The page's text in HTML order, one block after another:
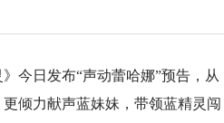
今日发布“声动蕾哈娜”预告，从
倾力献声蓝妹妹，带领蓝精灵闯